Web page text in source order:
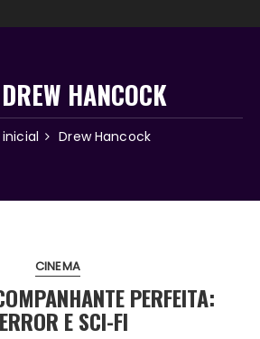
DREW HANCOCK
Drew Hancock
CINEMA
PERFEITA:
E SCI-FI